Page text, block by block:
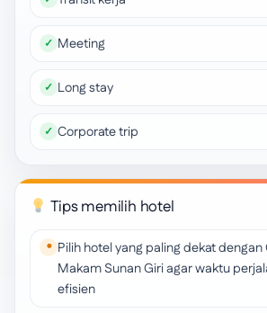
Meeting
Long stay
Corporate trip
Tips memilih hotel
Pilih hotel yang paling dekat
Makam Sunan Giri agar waktu
efisien